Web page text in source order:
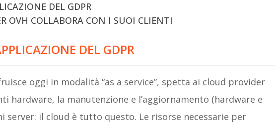
DEL GDPR
OVH COLLABORA CON I SUOI CLIENTI
DEL GDPR
oggi in modalità “as a service”, spetta ai cloud provider
hardware, la manutenzione e l’aggiornamento (hardware e
server: il cloud è tutto questo. Le risorse necessarie per